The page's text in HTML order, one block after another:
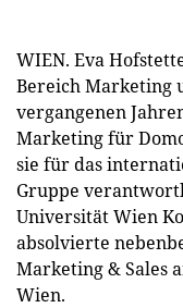
WIEN. Eva
Bereich Marketing
vergangenen
Marketing für
sie für das
Gruppe
Universität Wien
absolvierte
Marketing & Sales
Wien.